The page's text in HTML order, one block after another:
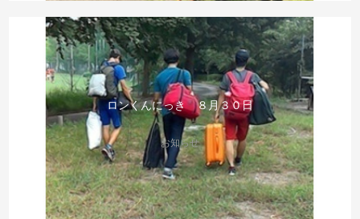
ロンくんにっき ８月３０日
お知らせ